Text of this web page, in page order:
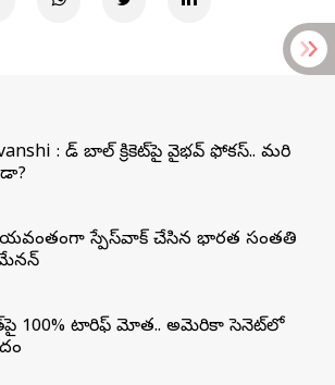
: రెడ్ బాల్ క్రికెట్‌పై వైభవ్ ఫోకస్.. మరి
స్పేస్‌వాక్‌ చేసిన భారత సంతతి
100% టారిఫ్‌ మోత.. అమెరికా సెనెట్‌లో